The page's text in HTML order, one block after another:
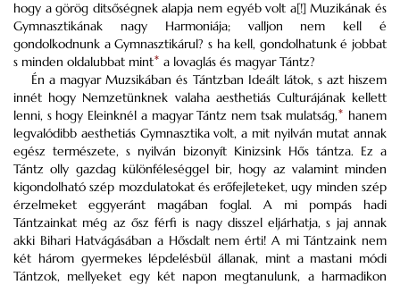
hogy a görög ditsőségnek alapja nem egyéb volt a[!] Muzikának és
Gymnasztikának nagy Harmoniája; valljon nem kell é
gondolkodnunk a Gymnasztikárul? s ha kell, gondolhatunk é jobbat
s minden oldalubbat mint* a lovaglás és magyar Tántz?
Én a magyar Muzsikában és Tántzban Ideált látok, s azt hiszem
innét hogy Nemzetünknek valaha aesthetiás Culturájának kellett
lenni, s hogy Eleinknél a magyar Tántz nem tsak mulatság,*
hanem
legvalódibb aesthetiás Gymnasztika volt, a mit nyilván mutat annak
egész természete, s nyilván bizonyít Kinizsink Hős tántza. Ez a
Tántz olly gazdag különféleséggel bir, hogy az valamint minden
kigondolható szép mozdulatokat és erőfejleteket, ugy minden szép
érzelmeket eggyeránt magában foglal. A mi pompás hadi
Tántzainkat még az ősz férfi is nagy disszel eljárhatja, s jaj annak
akki Bihari Hatvágásában a Hősdalt nem érti! A mi Tántzaink nem
két három gyermekes lépdelésbül állanak, mint a mastani módi
Tántzok, mellyeket egy két napon megtanulunk, a harmadikon